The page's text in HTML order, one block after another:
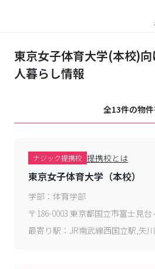
東京女子体育大学(本校)
人暮らし情報
全13件の物
ナジック提携校 提携校とは
東京女子体育大学（本校）
学部： 体育学部
〒 186-0003 東京都国立市富士見台
最寄り駅： JR南武線西国立駅,矢